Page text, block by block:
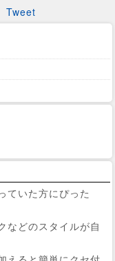
Tweet
ていた方にぴった
などのスタイルが自